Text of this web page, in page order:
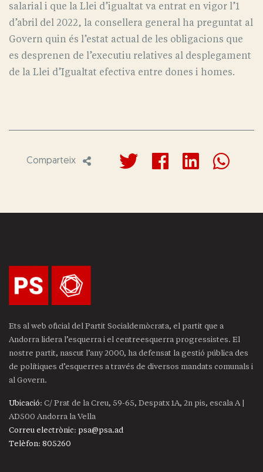
salarial i que la Llei d’igualtat va entrat en vigor l’1
d’abril del 2022, la consellera general ha preguntat al
Govern quin és l’estat actual de les obligacions que
es desprenen de l’executiu relatives al desplegament
de la Llei d’Igualtat efectiva entre dones i homes.
Comparteix
Ets al web oficial del Partit Socialdemòcrata, el partit que a
Andorra lidera l’esquerra i el centreesquerra progressistes. El
nostre partit, nascut l’any 2000, ha defensat la gestió pública des
de polítiques d’esquerres a través de diversos mandats comunals i
al Govern.
Ubicació: C/ Prat de la Creu, 59-65, Despatx 1A, 2n pis, escala A |
AD500 Andorra la Vella
Correu electrònic: psa@psa.ad
Telèfon: 805260